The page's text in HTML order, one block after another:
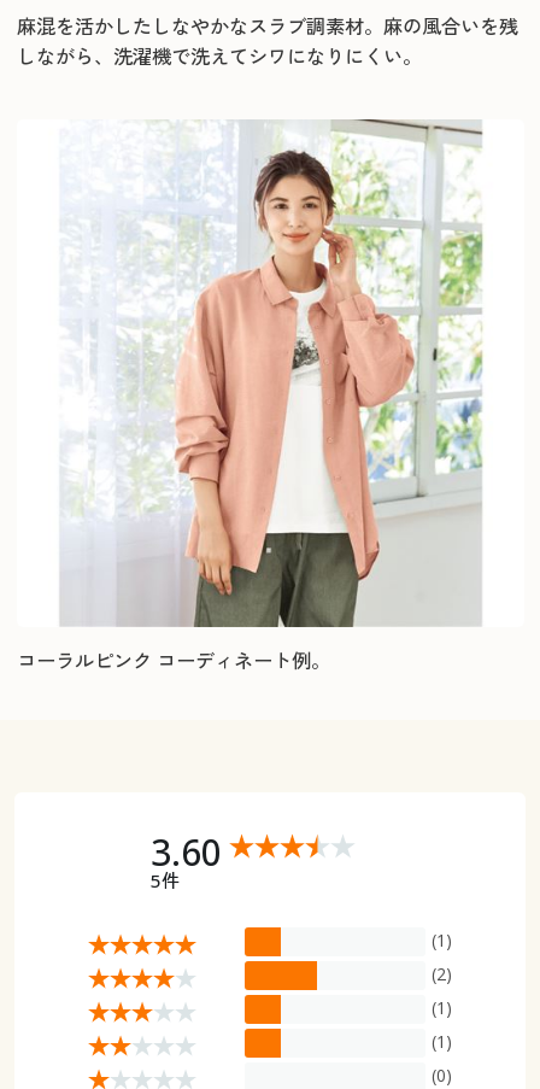
麻混を活かしたしなやかなスラブ調素材。麻の風合いを残
しながら、洗濯機で洗えてシワになりにくい。
コーラルピンク コーディネート例。
3.60
5件
(1)
(2)
(1)
(1)
(0)